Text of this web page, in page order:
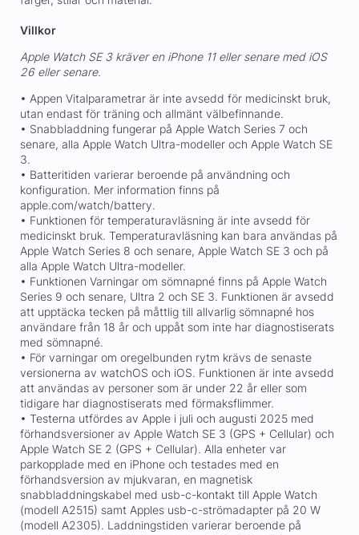
Villkor
Apple Watch SE 3 kräver en iPhone 11 eller senare med iOS
26 eller senare.
• Appen Vitalparametrar är inte avsedd för medicinskt bruk,
utan endast för träning och allmänt välbefinnande.
• Snabbladdning fungerar på Apple Watch Series 7 och
senare, alla Apple Watch Ultra-modeller och Apple Watch SE
3.
• Batteritiden varierar beroende på användning och
konfiguration. Mer information finns på
apple.com/watch/battery.
• Funktionen för temperatur­avläsning är inte avsedd för
medicinskt bruk. Temperaturavläsning kan bara användas på
Apple Watch Series 8 och senare, Apple Watch SE 3 och på
alla Apple Watch Ultra-modeller.
• Funktionen Varningar om sömnapné finns på Apple Watch
Series 9 och senare, Ultra 2 och SE 3. Funktionen är avsedd
att upptäcka tecken på måttlig till allvarlig sömnapné hos
användare från 18 år och uppåt som inte har diagnostiserats
med sömnapné.
• För varningar om oregelbunden rytm krävs de senaste
versionerna av watchOS och iOS. Funktionen är inte avsedd
att användas av personer som är under 22 år eller som
tidigare har diagnostiserats med förmaksflimmer.
• Testerna utfördes av Apple i juli och augusti 2025 med
förhandsversioner av Apple Watch SE 3 (GPS + Cellular) och
Apple Watch SE 2 (GPS + Cellular). Alla enheter var
parkopplade med en iPhone och testades med en
förhandsversion av mjukvaran, en magnetisk
snabbladdningskabel med usb-c-kontakt till Apple Watch
(modell A2515) samt Apples usb-c-strömadapter på 20 W
(modell A2305). Laddningstiden varierar beroende på